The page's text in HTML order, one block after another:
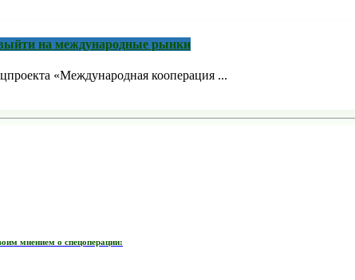
на международные рынки
«Международная кооперация ...
мнением о спецоперации: